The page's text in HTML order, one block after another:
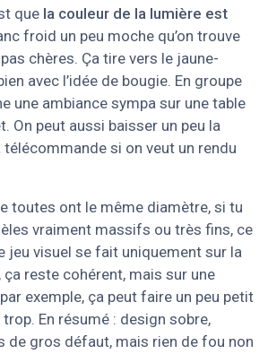
que la couleur de la lumière est
froid un peu moche qu’on trouve
chères. Ça tire vers le jaune-
avec l’idée de bougie. En groupe
une ambiance sympa sur une table
On peut aussi baisser un peu la
si on veut un rendu
toutes ont le même diamètre, si tu
vraiment massifs ou très fins, ce
jeu visuel se fait uniquement sur la
ça reste cohérent, mais sur une
exemple, ça peut faire un peu petit
En résumé : design sobre,
de gros défaut, mais rien de fou non